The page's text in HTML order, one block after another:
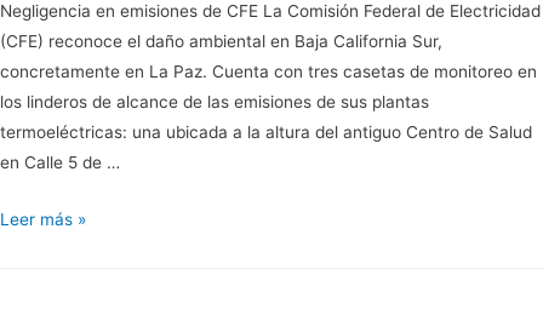
Negligencia en emisiones de CFE La Comisión Federal de Electricidad
(CFE) reconoce el daño ambiental en Baja California Sur,
concretamente en La Paz. Cuenta con tres casetas de monitoreo en
los linderos de alcance de las emisiones de sus plantas
termoeléctricas: una ubicada a la altura del antiguo Centro de Salud
en Calle 5 de …
Negligencia
Leer más »